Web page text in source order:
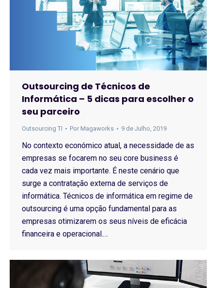
Outsourcing de Técnicos de
Informática – 5 dicas para escolher o
seu parceiro
Outsourcing TI Por Magaworks 9 de Julho, 2019
No contexto económico atual, a necessidade de as
empresas se focarem no seu core business é
cada vez mais importante. É neste cenário que
surge a contratação externa de serviços de
informática. Técnicos de informática em regime de
outsourcing é uma opção fundamental para as
empresas otimizarem os seus níveis de eficácia
financeira e operacional.…